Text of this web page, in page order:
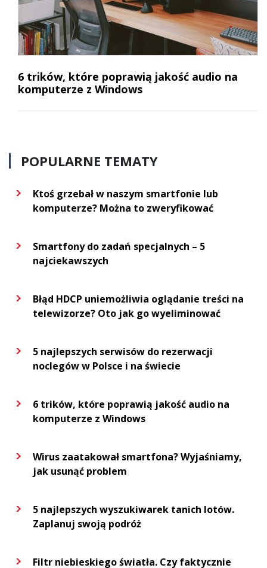
6 trików, które poprawią jakość audio na
komputerze z Windows
POPULARNE TEMATY
Ktoś grzebał w naszym smartfonie lub
komputerze? Można to zweryfikować
Smartfony do zadań specjalnych – 5
najciekawszych
Błąd HDCP uniemożliwia oglądanie treści na
telewizorze? Oto jak go wyeliminować
5 najlepszych serwisów do rezerwacji
noclegów w Polsce i na świecie
6 trików, które poprawią jakość audio na
komputerze z Windows
Wirus zaatakował smartfona? Wyjaśniamy,
jak usunąć problem
5 najlepszych wyszukiwarek tanich lotów.
Zaplanuj swoją podróż
Filtr niebieskiego światła. Czy faktycznie